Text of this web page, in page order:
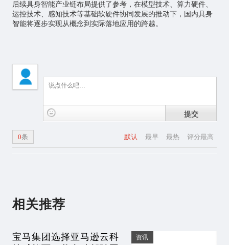
后续具身智能产业链布局提供了参考，在模型技术、算力硬件、
运控技术、感知技术等基础软硬件协同发展的推动下，国内具身
智能将逐步实现从概念到实际落地应用的跨越。
提交
默认 最早 最热 评分最高
0条
相关推荐
宝马集团选择亚马逊云科
资讯